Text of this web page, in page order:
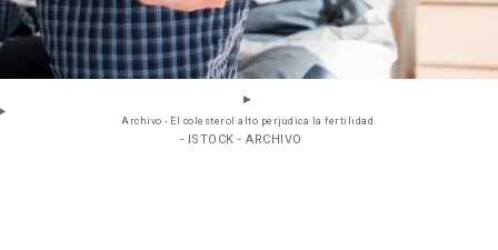
Archivo - El colesterol alto perjudica la fertilidad.
- ISTOCK - ARCHIVO